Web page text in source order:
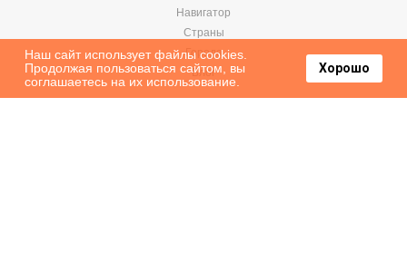
Навигатор
Страны
Города
Блог
Наш сайт использует файлы cookies.
Продолжая пользоваться сайтом, вы
соглашаетесь на их использование.
Хорошо